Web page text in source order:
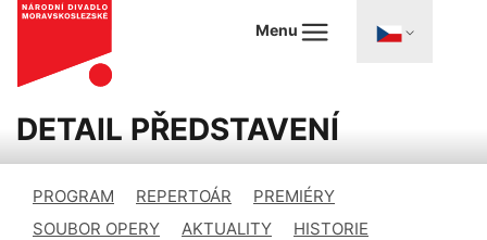
Menu
DETAIL PŘEDSTAVENÍ
PROGRAM REPERTOÁR
PREMIÉRY
SOUBOR OPERY
AKTUALITY
HISTORIE